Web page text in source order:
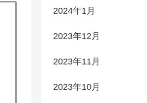
2024年1月
2023年12月
2023年11月
2023年10月